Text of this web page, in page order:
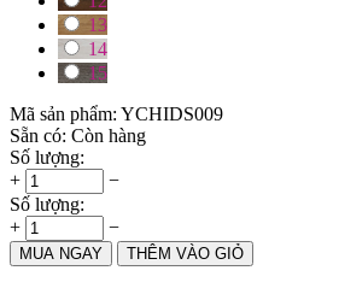
13
14
15
Mã sản phẩm: YCHIDS009
Sẵn có: Còn hàng
Số lượng:
+
−
Số lượng:
+
−
MUA NGAY THÊM VÀO GIỎ